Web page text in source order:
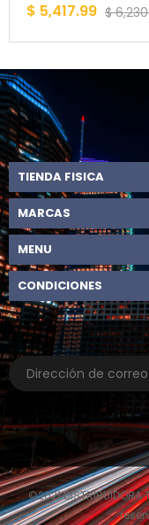
$ 5,417.99 $
TIENDA FISICA
MARCAS
MENU
CONDICIONES
©2021